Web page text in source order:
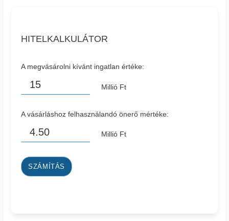
HITELKALKULÁTOR
A megvásárolni kívánt ingatlan értéke:
Millió Ft
A vásárláshoz felhasználandó önerő mértéke:
Millió Ft
SZÁMÍTÁS